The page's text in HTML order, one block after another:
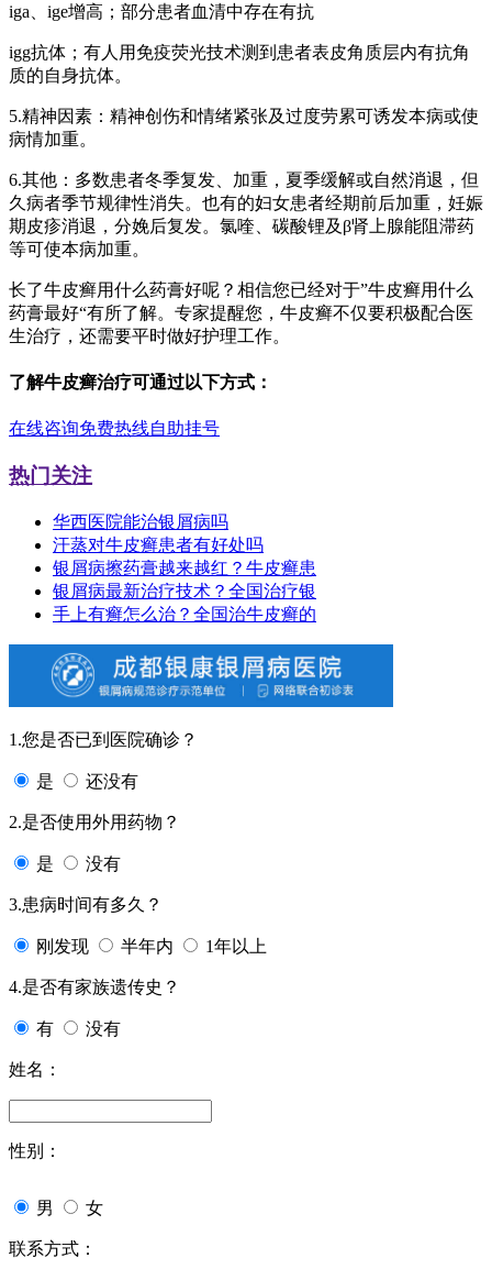
iga、ige增高；部分患者血清中存在有抗
igg抗体；有人用免疫荧光技术测到患者表皮角质层内有抗角
质的自身抗体。
5.精神因素：精神创伤和情绪紧张及过度劳累可诱发本病或使
病情加重。
6.其他：多数患者冬季复发、加重，夏季缓解或自然消退，但
久病者季节规律性消失。也有的妇女患者经期前后加重，妊娠
期皮疹消退，分娩后复发。氯喹、碳酸锂及β肾上腺能阻滞药
等可使本病加重。
长了牛皮癣用什么药膏好呢？相信您已经对于”牛皮癣用什么
药膏最好“有所了解。专家提醒您，牛皮癣不仅要积极配合医
生治疗，还需要平时做好护理工作。
了解牛皮癣治疗可通过以下方式：
在线咨询免费热线自助挂号
热门关注
华西医院能治银屑病吗
汗蒸对牛皮癣患者有好处吗
银屑病擦药膏越来越红？牛皮癣患
银屑病最新治疗技术？全国治疗银
手上有癣怎么治？全国治牛皮癣的
1.您是否已到医院确诊？
是 还没有
2.是否使用外用药物？
是 没有
3.患病时间有多久？
刚发现 半年内 1年以上
4.是否有家族遗传史？
有 没有
姓名：
性别：
男 女
联系方式：